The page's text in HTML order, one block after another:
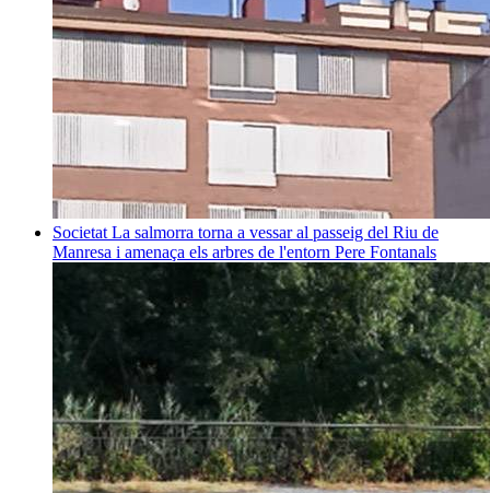
Societat La salmorra torna a vessar al passeig del Riu de
Manresa i amenaça els arbres de l'entorn Pere Fontanals